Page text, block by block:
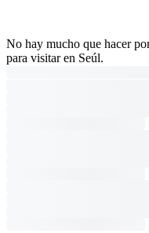
No hay mucho que hacer
para visitar en Seúl.